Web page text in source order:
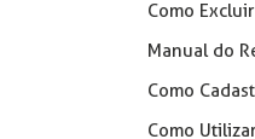
Como
Manual do
Como
Como